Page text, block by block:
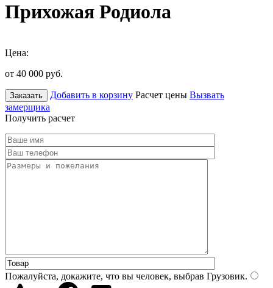
Прихожая Родиола
Цена:
от 40 000 руб.
Заказать Добавить в корзину Расчет цены Вызвать
замерщика
Получить расчет
Пожалуйста, докажите, что вы человек, выбрав Грузовик.